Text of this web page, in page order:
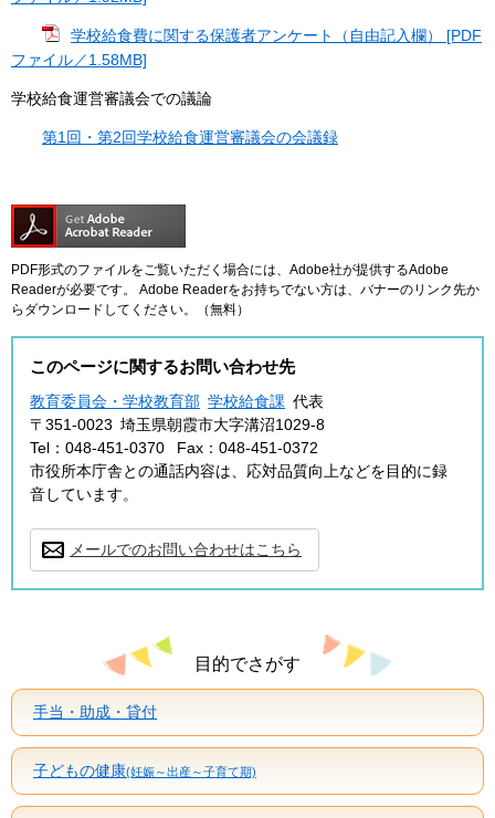
学校給食費に関する保護者アンケート（自由記入欄） [PDF
ファイル／1.58MB]
学校給食運営審議会での議論
第1回・第2回学校給食運営審議会の会議録
PDF形式のファイルをご覧いただく場合には、Adobe社が提供するAdobe
Readerが必要です。
Adobe Readerをお持ちでない方は、バナーのリンク先か
らダウンロードしてください。（無料）
このページに関するお問い合わせ先
教育委員会・学校教育部 学校給食課 代表
〒351-0023 埼玉県朝霞市大字溝沼1029-8
Tel：048-451-0370
Fax：048-451-0372
市役所本庁舎との通話内容は、応対品質向上などを目的に録
音しています。
メールでのお問い合わせはこちら
目的でさがす
手当・助成・貸付
子どもの健康(妊娠～出産～子育て期)